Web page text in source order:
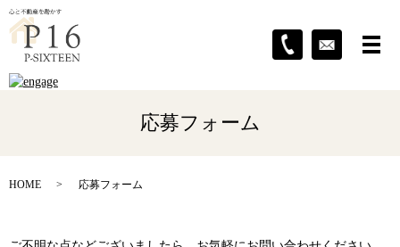
応募フォーム
HOME 応募フォーム